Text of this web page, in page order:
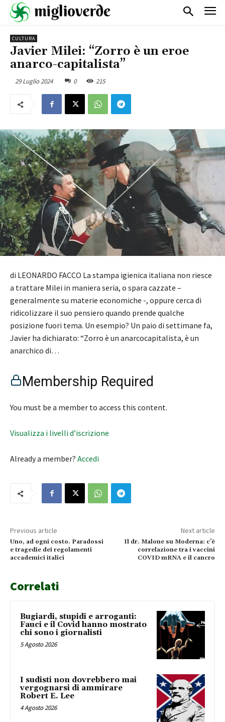
CULTURA
Javier Milei: “Zorro è un eroe
anarco-capitalista”
29 Luglio 2024 0 215
di LEONARDO FACCO La stampa igienica italiana non riesce
a trattare Milei in maniera seria, o spara cazzate –
generalmente su materie economiche -, oppure cerca di
ridicolizzare il suo pensiero quando prende qualche
posizione fuori tema. Un esempio? Un paio di settimane fa,
Javier ha dichiarato: “Zorro è un anarcocapitalista, è un
anarchico di…
Membership Required
You must be a member to access this content.
Visualizza i livelli d’iscrizione
Already a member? Accedi
Previous article
Uno, ad ogni costo. Paradossi
e tragedie dei regolamenti
accademici italici
Next article
Il dr. Malone su Moderna: c’è
correlazione tra i vaccini
COVID mRNA e il cancro
Correlati
Bugiardi, stupidi e arroganti:
Fauci e il Covid hanno mostrato
chi sono i giornalisti
5 Agosto 2026
I sudisti non dovrebbero mai
vergognarsi di ammirare
Robert E. Lee
4 Agosto 2026